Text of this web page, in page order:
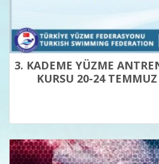
3. KADEME YÜZME
KURSU 20-24